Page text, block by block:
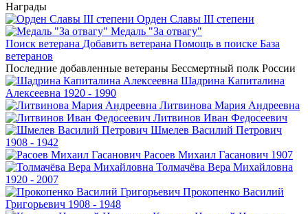
Награды
Орден Славы III степени
Медаль "За отвагу"
Поиск ветерана Добавить ветерана Помощь в поиске База
ветеранов
Последние добавленные ветераны Бессмертный полк России
Шадрина Капиталина
Алексеевна 1920 - 1990
Литвинова Мария Андреевна
Литвинов Иван Федосеевич
Шмелев Василий Петрович
1908 - 1942
Расоев Михаил Гасанович 1907
Толмачёва Вера Михайловна
1920 - 2007
Прокопенко Василий
Григорьевич 1908 - 1948